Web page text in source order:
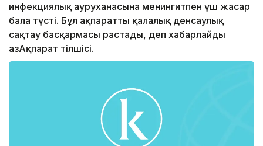
инфекциялық ауруханасына менингитпен үш жасар
бала түсті. Бұл ақпаратты қалалық денсаулық
сақтау басқармасы растады, деп хабарлайды
ҚазАқпарат тілшісі.